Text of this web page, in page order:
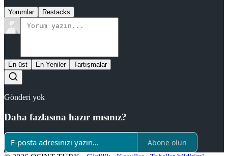
Yorumlar Restacks
En üst En Yeniler Tartışmalar
Gönderi yok
Daha fazlasına hazır mısınız?
Abone olun